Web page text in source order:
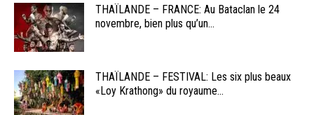
THAÏLANDE – FRANCE: Au Bataclan le 24
novembre, bien plus qu’un...
THAÏLANDE – FESTIVAL: Les six plus beaux
«Loy Krathong» du royaume...